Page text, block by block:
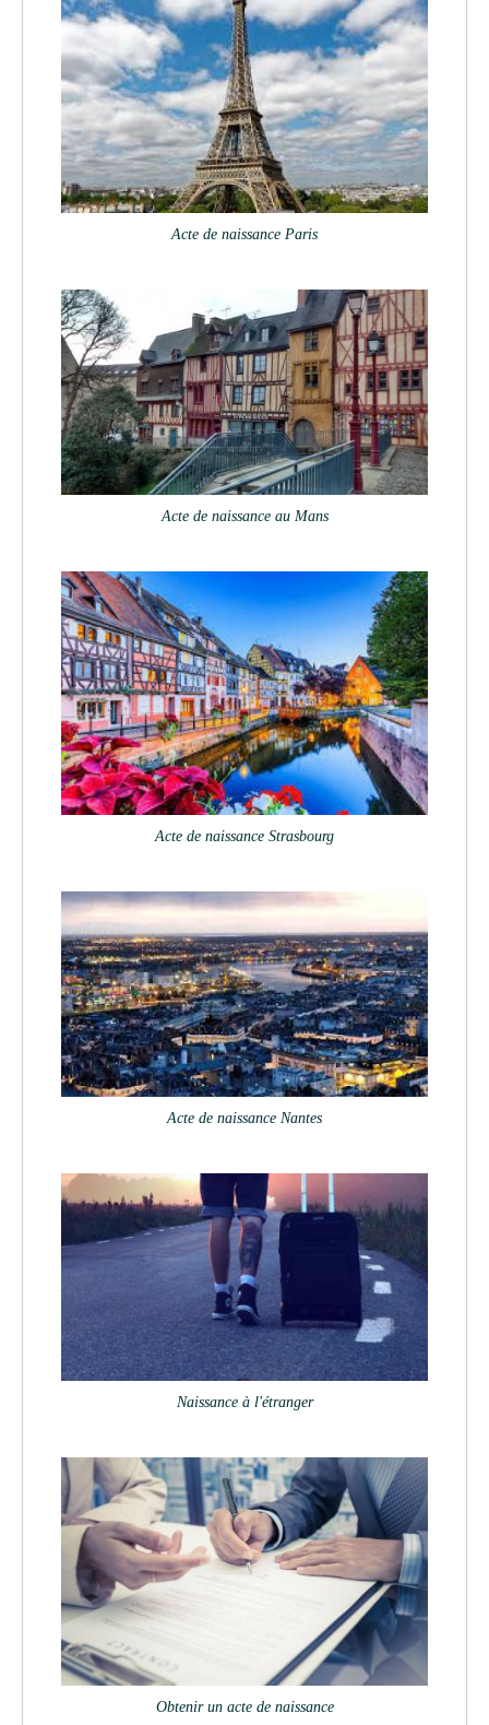
Acte de naissance Paris
Acte de naissance au Mans
Acte de naissance Strasbourg
Acte de naissance Nantes
Naissance à l'étranger
Obtenir un acte de naissance